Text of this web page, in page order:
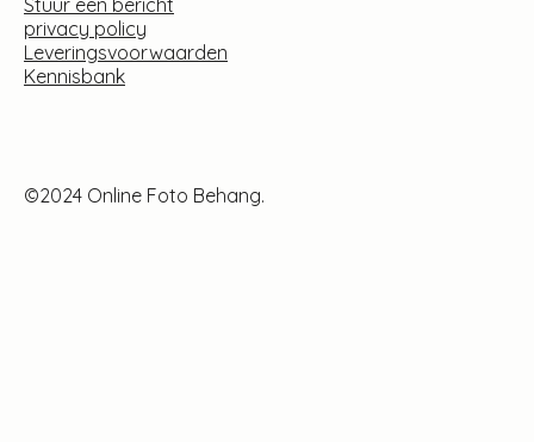
privacy policy
Leveringsvoorwaarden
Kennisbank
©2024 Online Foto Behang.